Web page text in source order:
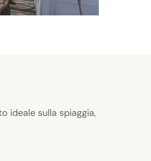
ideale sulla spiaggia,